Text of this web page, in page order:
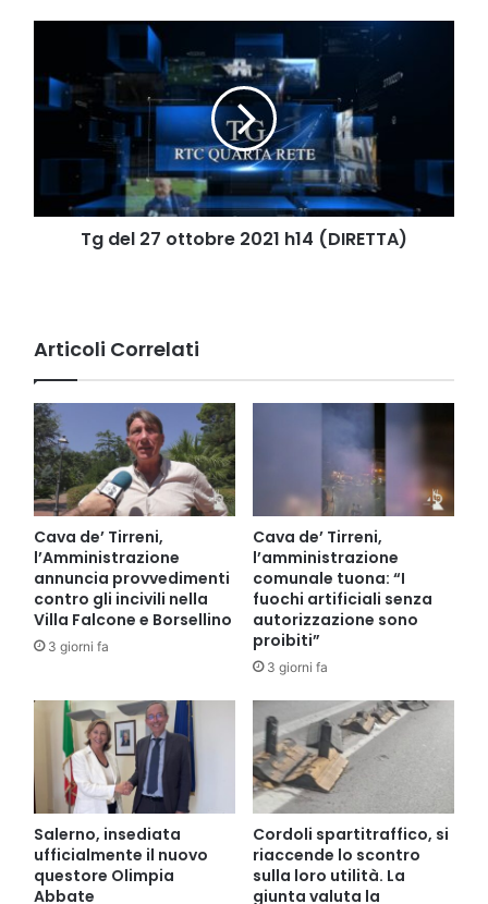
27
ottobre
2021
(DIRETTA)
Tg del 27 ottobre 2021 h14 (DIRETTA)
Articoli Correlati
Cava de’ Tirreni,
l’Amministrazione
annuncia provvedimenti
contro gli incivili nella
Villa Falcone e Borsellino
3 giorni fa
Cava de’ Tirreni,
l’amministrazione
comunale tuona: “I
fuochi artificiali senza
autorizzazione sono
proibiti”
3 giorni fa
Salerno, insediata
ufficialmente il nuovo
questore Olimpia
Abbate
Cordoli spartitraffico, si
riaccende lo scontro
sulla loro utilità. La
giunta valuta la